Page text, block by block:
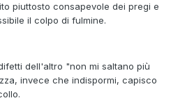
piuttosto consapevole dei pregi e
il colpo di fulmine.
dell'altro "non mi saltano più
invece che indispormi, capisco